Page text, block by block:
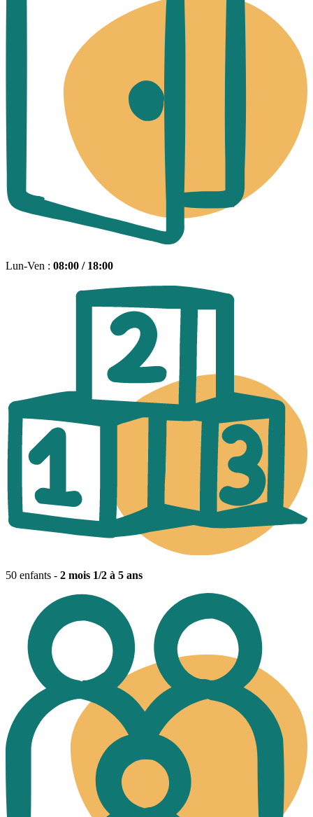
Lun-Ven : 08:00 / 18:00
50 enfants - 2 mois 1/2 à 5 ans